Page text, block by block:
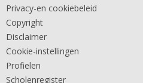
Privacy-en cookiebeleid
Copyright
Disclaimer
Cookie-instellingen
Profielen
Scholenregister